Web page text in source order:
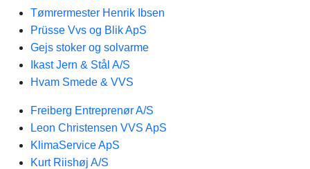
Tømrermester Henrik Ibsen
Prüsse Vvs og Blik ApS
Gejs stoker og solvarme
Ikast Jern & Stål A/S
Hvam Smede & VVS
Freiberg Entreprenør A/S
Leon Christensen VVS ApS
KlimaService ApS
Kurt Riishøj A/S